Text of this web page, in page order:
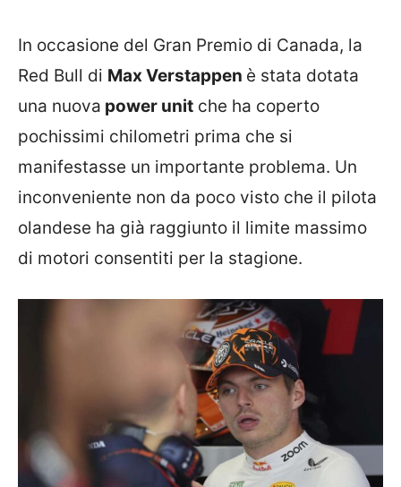
In occasione del Gran Premio di Canada, la
Red Bull di Max Verstappen è stata dotata
una nuova power unit che ha coperto
pochissimi chilometri prima che si
manifestasse un importante problema. Un
inconveniente non da poco visto che il pilota
olandese ha già raggiunto il limite massimo
di motori consentiti per la stagione.